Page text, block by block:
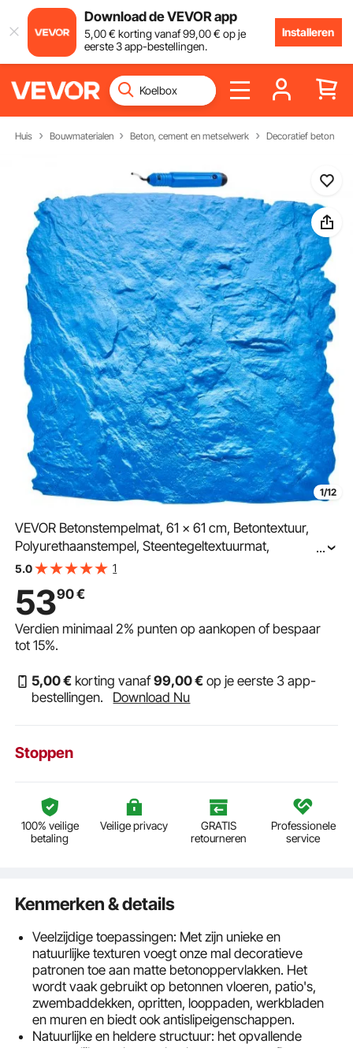
Download de VEVOR app
5,00€ korting vanaf99,00€ op je
eerste 3 app-bestellingen.
Installeren
Huis Bouwmaterialen Beton, cement en metselwerk Decoratief beton
1/12
VEVOR Betonstempelmat, 61 x 61 cm, Betontextuur,
Polyurethaanstempel, Steentegeltextuurmat,
Leisteenvloerafdruk, Naadloze stempel, Betonnen
...
5.0 1
5390€
Verdien minimaal2% punten op aankopen of bespaar
tot15%.
5,00€ korting vanaf99,00€ op je eerste 3 app-
bestellingen.
Download Nu
Stoppen
100% veilige
betaling
Veilige privacy
GRATIS
retourneren
Professionele
service
Kenmerken & details
Veelzijdige toepassingen: Met zijn unieke en
natuurlijke texturen voegt onze mal decoratieve
patronen toe aan matte betonoppervlakken. Het
wordt vaak gebruikt op betonnen vloeren, patio's,
zwembaddekken, opritten, looppaden, werkbladen
en muren en biedt ook antislipeigenschappen.
Natuurlijke en heldere structuur: het opvallende
patroon lijkt sterk op echte houtstructuren. De grotere